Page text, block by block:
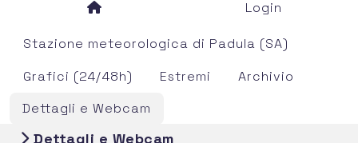
Login
Stazione meteorologica di Padula (SA)
Grafici (24/48h)
Estremi
Archivio
Dettagli e Webcam
Dettagli e Webcam